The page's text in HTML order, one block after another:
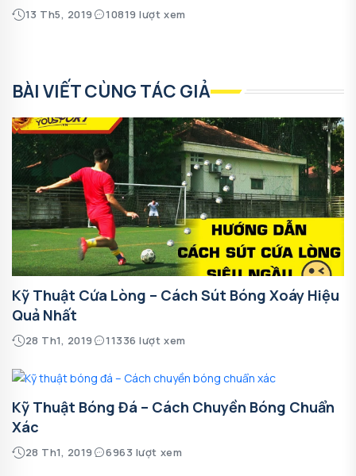
13 Th5, 2019 10819 lượt xem
BÀI VIẾT CÙNG TÁC GIẢ
Kỹ Thuật Cứa Lòng – Cách Sút Bóng Xoáy Hiệu
Quả Nhất
28 Th1, 2019 11336 lượt xem
Kỹ Thuật Bóng Đá – Cách Chuyền Bóng Chuẩn
Xác
28 Th1, 2019 6963 lượt xem